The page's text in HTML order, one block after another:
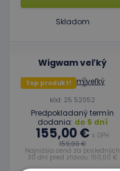
Skladom
Wigwam veľký
Top produkt!
kód: 25 52052
Predpokladaný termín
dodania: do 5 dní
155,00 € s DPH
159,00 €
Najnižšia cena za posledných
30 dní pred zľavou: 150,00 €